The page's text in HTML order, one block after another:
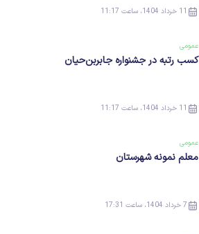
11 خرداد 1404، ساعت 11:17
عمومی
کسب رتبه در جشنواره جابربن‌حیان
11 خرداد 1404، ساعت 11:17
عمومی
معلم نمونه شهرستان
7 خرداد 1404، ساعت 17:31